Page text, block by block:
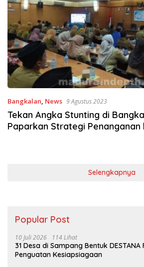
Bangkalan, News 9 Agustus 2023
Tekan Angka Stunting di
Paparkan Strategi
Selengkapnya
Popular Post
10 Juli 2026 114 Lihat
31 Desa di Sampang Bentuk DESTANA
Penguatan Kesiapsiagaan